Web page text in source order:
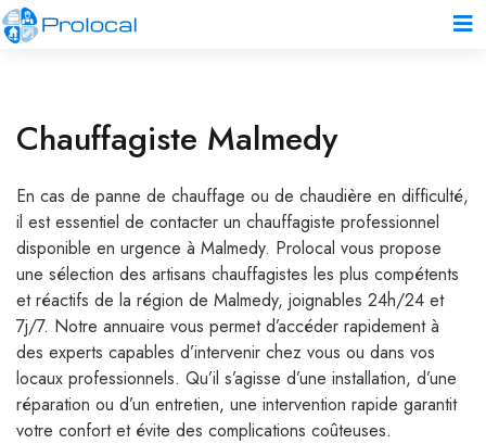
Chauffagiste Malmedy
En cas de panne de chauffage ou de chaudière en difficulté,
il est essentiel de contacter un chauffagiste professionnel
disponible en urgence à Malmedy. Prolocal vous propose
une sélection des artisans chauffagistes les plus compétents
et réactifs de la région de Malmedy, joignables 24h/24 et
7j/7. Notre annuaire vous permet d’accéder rapidement à
des experts capables d’intervenir chez vous ou dans vos
locaux professionnels. Qu’il s’agisse d’une installation, d’une
réparation ou d’un entretien, une intervention rapide garantit
votre confort et évite des complications coûteuses.